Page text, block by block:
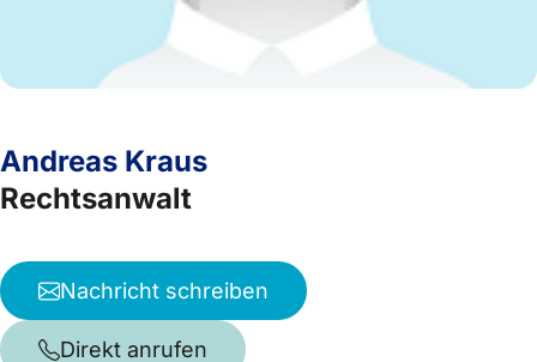
Andreas Kraus
Rechtsanwalt
Nachricht schreiben
Direkt anrufen